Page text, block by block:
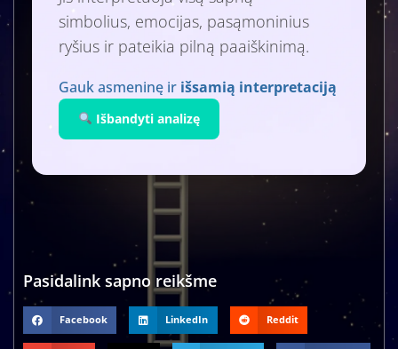
simbolius, emocijas, pasąmoninius
ryšius ir pateikia pilną paaiškinimą.
Gauk asmeninę ir išsamią interpretaciją
Išbandyti analizę
Pasidalink sapno reikšme
Facebook LinkedIn Reddit